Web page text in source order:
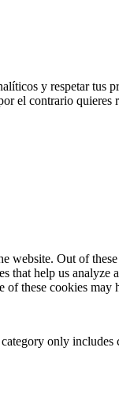
y respetar tus
el contrario
Out of
help us
these cookies
only